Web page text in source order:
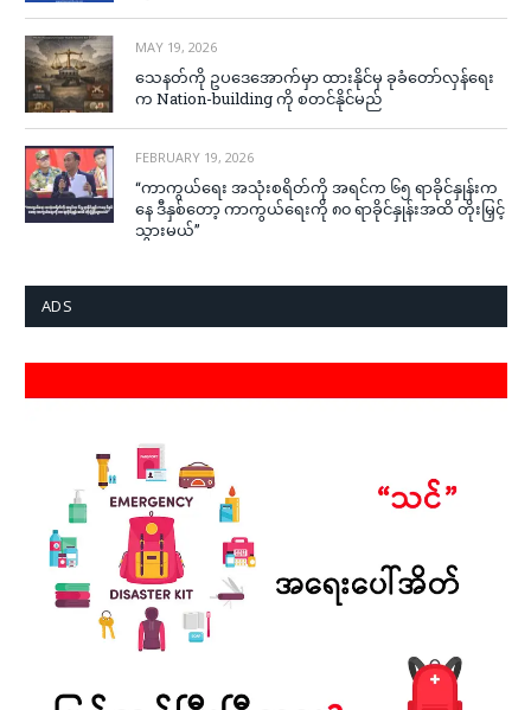
MAY 19, 2026
သေနတ်ကို ဥပဒေအောက်မှာ ထားနိုင်မှ ခုခံတော်လှန်ရေး
က Nation-building ကို စတင်နိုင်မည်
FEBRUARY 19, 2026
“ကာကွယ်ရေး အသုံးစရိတ်ကို အရင်က ၆၅ ရာခိုင်နှုန်းက
နေ ဒီနှစ်တော့ ကာကွယ်ရေးကို ၈၀ ရာခိုင်နှုန်းအထိ တိုးမြှင့်
သွားမယ်”
ADS